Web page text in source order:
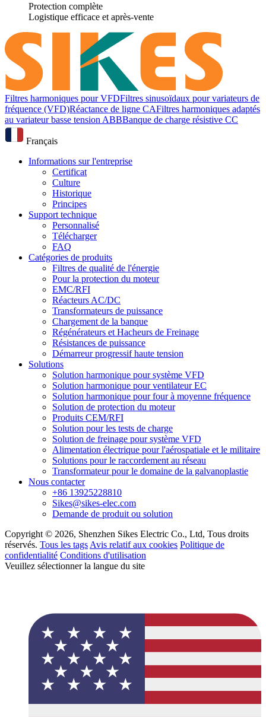
Protection complète
Logistique efficace et après-vente
Filtres harmoniques pour VFDFiltres sinusoïdaux pour variateurs de
fréquence (VFD)Réactance de ligne CAFiltres harmoniques adaptés
au variateur basse tension ABBBanque de charge résistive CC
Français
Informations sur l'entreprise
Certificat
Culture
Historique
Principes
Support technique
Personnalisé
Télécharger
FAQ
Catégories de produits
Filtres de qualité de l'énergie
Pour la protection du moteur
EMC/RFI
Réacteurs AC/DC
Transformateurs de puissance
Chargement de la banque
Régénérateurs et Hacheurs de Freinage
Résistances de puissance
Démarreur progressif haute tension
Solutions
Solution harmonique pour système VFD
Solution harmonique pour ventilateur EC
Solution harmonique pour four à moyenne fréquence
Solution de protection du moteur
Produits CEM/RFI
Solution pour les tests de charge
Solution de freinage pour système VFD
Alimentation électrique pour l'aérospatiale et le militaire
Solutions pour le raccordement au réseau
Transformateur pour le domaine de la galvanoplastie
Nous contacter
+86 13925228810
Sikes@sikes-elec.com
Demande de produit ou solution
Copyright © 2026, Shenzhen Sikes Electric Co., Ltd, Tous droits
réservés. Tous les tags Avis relatif aux cookies Politique de
confidentialité Conditions d'utilisation
Veuillez sélectionner la langue du site